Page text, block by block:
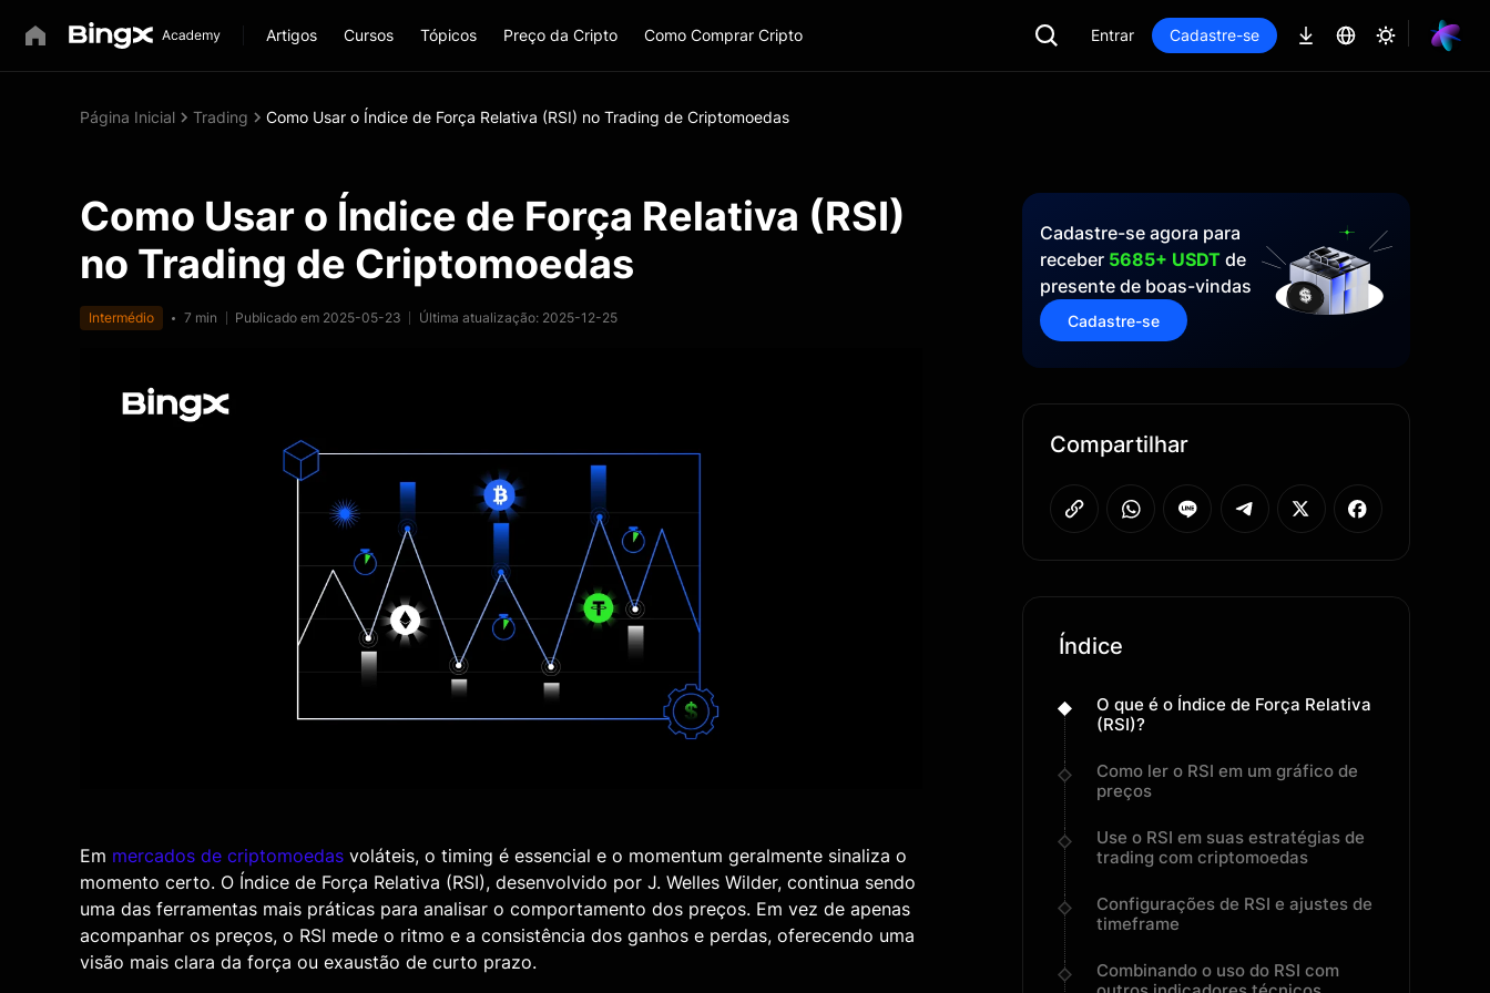
Artigos Cursos Tópicos Preço da Cripto Como Comprar Cripto Entrar Cadastre-se
Página Inicial Trading Como Usar o Índice de Força Relativa (RSI) no Trading de Criptomoedas
Como Usar o Índice de Força Relativa (RSI)
no Trading de Criptomoedas
Intermédio 7 min Publicado em 2025-05-23 Última atualização: 2025-12-25
Em mercados de criptomoedas voláteis, o timing é essencial e o momentum geralmente sinaliza o
momento certo. O Índice de Força Relativa (RSI), desenvolvido por J. Welles Wilder, continua sendo
uma das ferramentas mais práticas para analisar o comportamento dos preços. Em vez de apenas
acompanhar os preços, o RSI mede o ritmo e a consistência dos ganhos e perdas, oferecendo uma
visão mais clara da força ou exaustão de curto prazo.
Cadastre-se agora para
receber 5685+ USDT de
presente de boas-vindas
Cadastre-se
Compartilhar
Índice
O que é o Índice de Força Relativa
(RSI)?
Como ler o RSI em um gráfico de
preços
Use o RSI em suas estratégias de
trading com criptomoedas
Configurações de RSI e ajustes de
timeframe
Combinando o uso do RSI com